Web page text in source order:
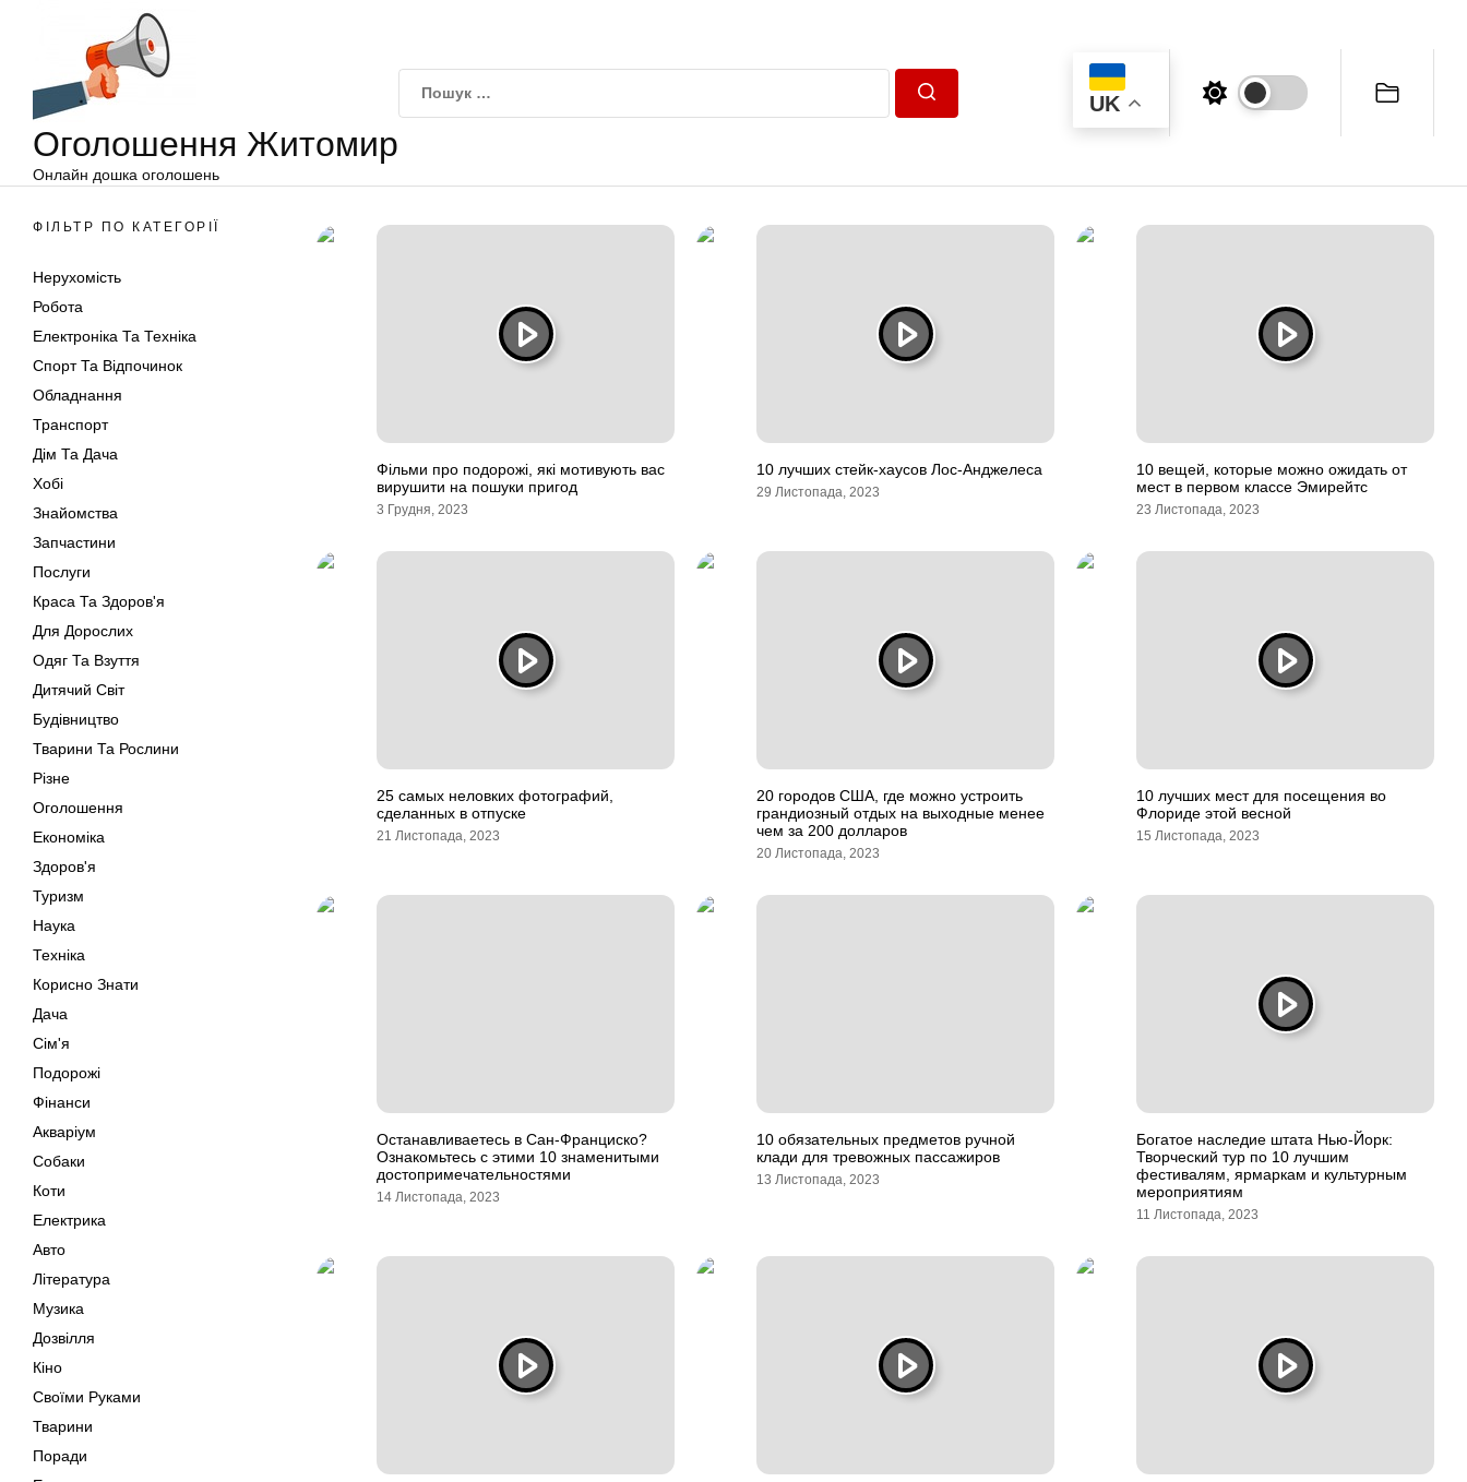
Оголошення Житомир
Онлайн дошка оголошень
UK
ФІЛЬТР ПО КАТЕГОРІЇ
Нерухомість
Робота
Електроніка Та Техніка
Спорт Та Відпочинок
Обладнання
Транспорт
Дім Та Дача
Хобі
Знайомства
Запчастини
Послуги
Краса Та Здоров'я
Для Дорослих
Одяг Та Взуття
Дитячий Світ
Будівництво
Тварини Та Рослини
Різне
Оголошення
Економіка
Здоров'я
Туризм
Наука
Техніка
Корисно Знати
Дача
Сім'я
Подорожі
Фінанси
Акваріум
Собаки
Коти
Електрика
Авто
Література
Музика
Дозвілля
Кіно
Своїми Руками
Тварини
Поради
Фільми про подорожі, які мотивують вас
вирушити на пошуки пригод
3 Грудня, 2023
10 лучших стейк-хаусов Лос-Анджелеса
29 Листопада, 2023
10 вещей, которые можно ожидать от
мест в первом классе Эмирейтс
23 Листопада, 2023
25 самых неловких фотографий,
сделанных в отпуске
21 Листопада, 2023
20 городов США, где можно устроить
грандиозный отдых на выходные менее
чем за 200 долларов
20 Листопада, 2023
10 лучших мест для посещения во
Флориде этой весной
15 Листопада, 2023
Останавливаетесь в Сан-Франциско?
Ознакомьтесь с этими 10 знаменитыми
достопримечательностями
14 Листопада, 2023
10 обязательных предметов ручной
клади для тревожных пассажиров
13 Листопада, 2023
Богатое наследие штата Нью-Йорк:
Творческий тур по 10 лучшим
фестивалям, ярмаркам и культурным
мероприятиям
11 Листопада, 2023